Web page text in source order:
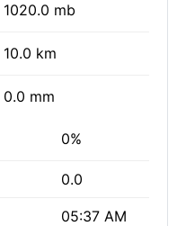
1020.0 mb
10.0 km
0.0 mm
0%
0.0
05:37 AM